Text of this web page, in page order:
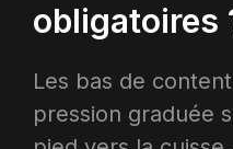
obligatoires
Les bas de
pression graduée